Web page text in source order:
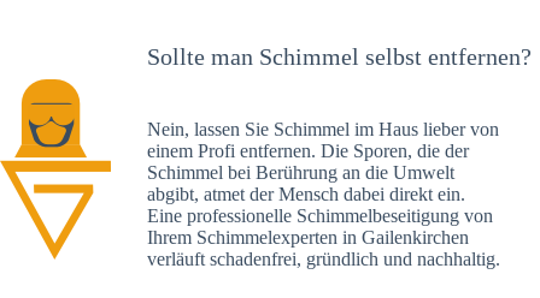
Sollte man Schimmel selbst entfernen?
Nein, lassen Sie Schimmel im Haus lieber von
einem Profi entfernen. Die Sporen, die der
Schimmel bei Berührung an die Umwelt
abgibt, atmet der Mensch dabei direkt ein.
Eine professionelle Schimmelbeseitigung von
Ihrem Schimmelexperten in Gailenkirchen
verläuft schadenfrei, gründlich und nachhaltig.